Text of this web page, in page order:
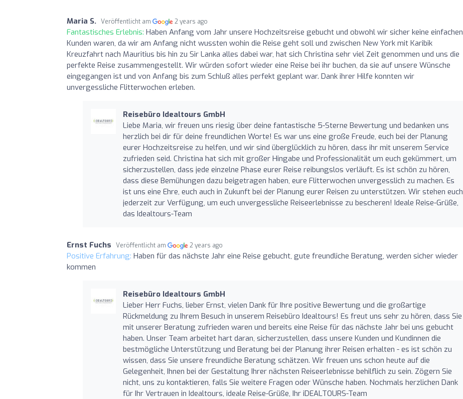
Maria S. Veröffentlicht am 2 years ago
Fantastisches Erlebnis: Haben Anfang vom Jahr unsere Hochzeitsreise gebucht und obwohl wir sicher keine einfachen
Kunden waren, da wir am Anfang nicht wussten wohin die Reise geht soll und zwischen New York mit Karibik
Kreuzfahrt nach Mauritius bis hin zu Sir Lanka alles dabei war, hat sich Christina sehr viel Zeit genommen und uns die
perfekte Reise zusammengestellt. Wir würden sofort wieder eine Reise bei ihr buchen, da sie auf unsere Wünsche
eingegangen ist und von Anfang bis zum Schluß alles perfekt geplant war. Dank ihrer Hilfe konnten wir
unvergessliche Flitterwochen erleben.
Reisebüro Idealtours GmbH
Liebe Maria, wir freuen uns riesig über deine fantastische 5-Sterne Bewertung und bedanken uns
herzlich bei dir für deine freundlichen Worte! Es war uns eine große Freude, euch bei der Planung
eurer Hochzeitsreise zu helfen, und wir sind überglücklich zu hören, dass ihr mit unserem Service
zufrieden seid. Christina hat sich mit großer Hingabe und Professionalität um euch gekümmert, um
sicherzustellen, dass jede einzelne Phase eurer Reise reibungslos verläuft. Es ist schön zu hören,
dass diese Bemühungen dazu beigetragen haben, eure Flitterwochen unvergesslich zu machen. Es
ist uns eine Ehre, euch auch in Zukunft bei der Planung eurer Reisen zu unterstützen. Wir stehen euch
jederzeit zur Verfügung, um euch unvergessliche Reiseerlebnisse zu bescheren! Ideale Reise-Grüße,
das Idealtours-Team
Ernst Fuchs Veröffentlicht am 2 years ago
Positive Erfahrung: Haben für das nächste Jahr eine Reise gebucht, gute freundliche Beratung, werden sicher wieder
kommen
Reisebüro Idealtours GmbH
Lieber Herr Fuchs, lieber Ernst, vielen Dank für Ihre positive Bewertung und die großartige
Rückmeldung zu Ihrem Besuch in unserem Reisebüro Idealtours! Es freut uns sehr zu hören, dass Sie
mit unserer Beratung zufrieden waren und bereits eine Reise für das nächste Jahr bei uns gebucht
haben. Unser Team arbeitet hart daran, sicherzustellen, dass unsere Kunden und Kundinnen die
bestmögliche Unterstützung und Beratung bei der Planung ihrer Reisen erhalten - es ist schön zu
wissen, dass Sie unsere freundliche Beratung schätzen. Wir freuen uns schon heute auf die
Gelegenheit, Ihnen bei der Gestaltung Ihrer nächsten Reiseerlebnisse behilflich zu sein. Zögern Sie
nicht, uns zu kontaktieren, falls Sie weitere Fragen oder Wünsche haben. Nochmals herzlichen Dank
für Ihr Vertrauen in Idealtours, ideale Reise-Grüße, Ihr iDEALTOURS-Team